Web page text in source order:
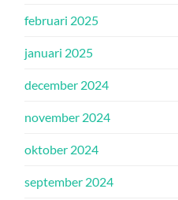
februari 2025
januari 2025
december 2024
november 2024
oktober 2024
september 2024